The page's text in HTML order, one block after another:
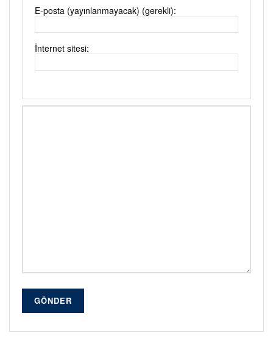
E-posta (yayınlanmayacak) (gerekli):
İnternet sitesi:
GÖNDER